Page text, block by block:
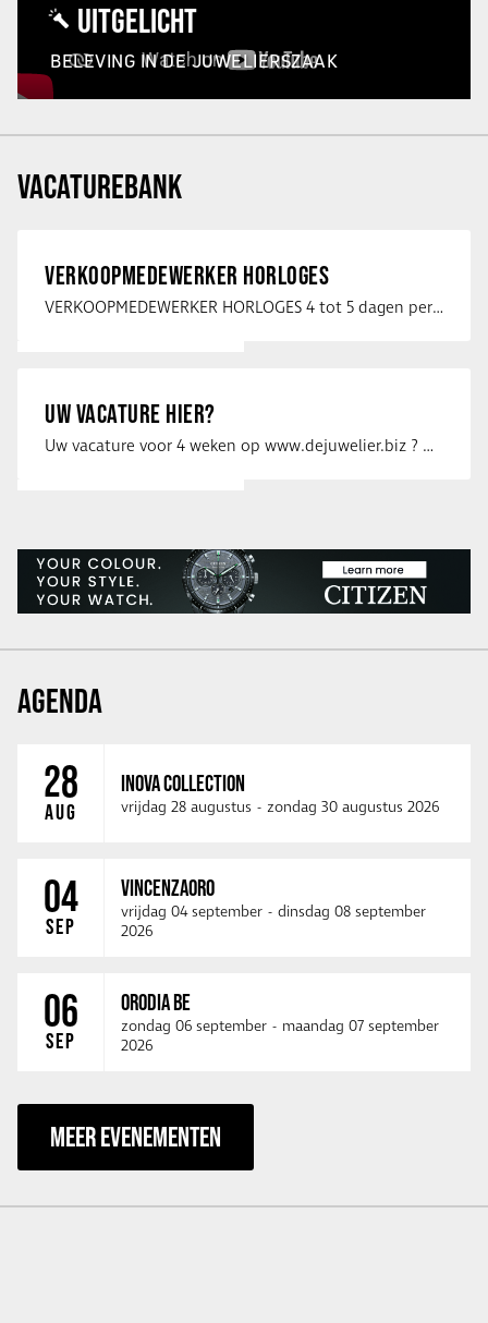
UITGELICHT
BELEVING IN DE JUWELIERSZAAK
VACATUREBANK
VERKOOPMEDEWERKER HORLOGES
VERKOOPMEDEWERKER HORLOGES 4 tot 5 dagen per week Heb jij een passie voor …
UW VACATURE HIER?
Uw vacature voor 4 weken op www.dejuwelier.biz ? Neem dan contact op met …
AGENDA
28
AUG
INOVA COLLECTION
vrijdag 28 augustus - zondag 30 augustus 2026
04
SEP
VINCENZAORO
vrijdag 04 september - dinsdag 08 september
2026
06
SEP
ORODIA BE
zondag 06 september - maandag 07 september
2026
MEER EVENEMENTEN